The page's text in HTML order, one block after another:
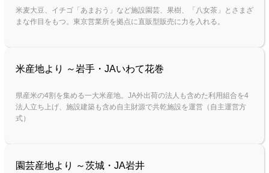
米麦大豆、イチゴ「あまおう」など施設園芸、果樹、「八女茶」とさまざ
まな作目をもつ。東京営業所を拠点に直販型販売に力を入れる。
米産地より ～岩手・JAいわて花巻
県産米の4割を集める一大米産地。JA外出荷の法人も含めた利用組合を4
法人立ち上げ、施設建築も含め自主財源で共乾施設を運営（自主運営方
式）
園芸産地より ～茨城・JA岩井